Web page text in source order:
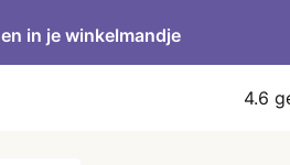
in je winkelmandje
4.6